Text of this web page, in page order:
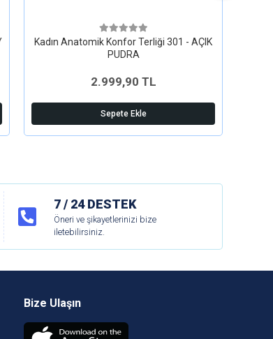
Kadın Anatomik Konfor Terliği 301 - AÇIK
PUDRA
2.999,90 TL
Sepete Ekle
7 / 24 DESTEK
Öneri ve şikayetlerinizi bize
iletebilirsiniz.
Bize Ulaşın